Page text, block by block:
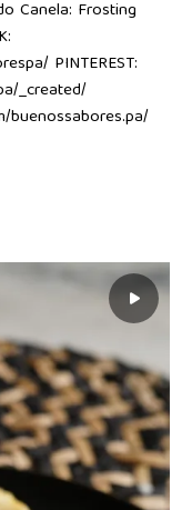
Canela: Frosting
PINTEREST:
_created/
buenossabores.pa/